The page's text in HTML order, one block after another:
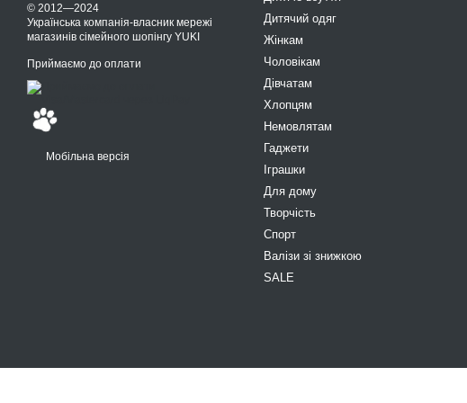
© 2012—2024
Українська компанія-власник мережі
магазинів сімейного шопінгу YUKI
Приймаємо до оплати
Мобільна версія
Дитячий одяг
Жінкам
Чоловікам
Дівчатам
Хлопцям
Немовлятам
Гаджети
Іграшки
Для дому
Творчість
Спорт
Валізи зі знижкою
SALE